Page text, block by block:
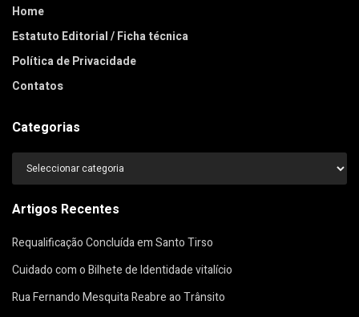
Home
Estatuto Editorial / Ficha técnica
Política de Privacidade
Contatos
Categorias
Categorias
Artigos Recentes
Requalificação Concluída em Santo Tirso
Cuidado com o Bilhete de Identidade vitalício
Rua Fernando Mesquita Reabre ao Trânsito